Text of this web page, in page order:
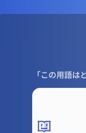
「この用語